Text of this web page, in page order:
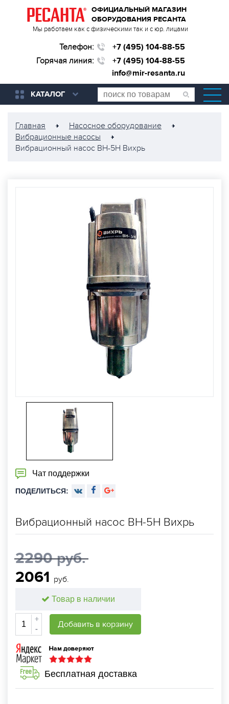
ОФИЦИАЛЬНЫЙ МАГАЗИН
ОБОРУДОВАНИЯ РЕСАНТА
Мы работаем как с физическими так и с юр. лицами
Телефон:
+7 (495) 104-88-55
Горячая линия:
+7 (495) 104-88-55
info@mir-resanta.ru
КАТАЛОГ
Главная
Насосное оборудование
Вибрационные насосы
Вибрационный насос ВН-5Н Вихрь
Чат поддержки
ПОДЕЛИТЬСЯ:
Вибрационный насос ВН-5Н Вихрь
2290 руб.
2061 руб.
Товар в наличии
+
-
Добавить в корзину
Бесплатная доставка